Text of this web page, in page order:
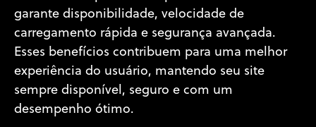
garante disponibilidade, velocidade de
carregamento rápida e segurança avançada.
Esses benefícios contribuem para uma melhor
experiência do usuário, mantendo seu site
sempre disponível, seguro e com um
desempenho ótimo.